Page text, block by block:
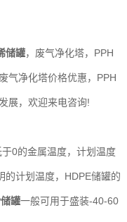
储罐，废气净化塔，PPH
气净化塔价格优惠，PPH
展，欢迎来电咨询!
0的金属温度，计划温度
的计划温度，HDPE储罐的
罐一般可用于盛装-40-60